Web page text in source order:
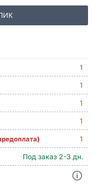
1
1
1
1
1
Под заказ 2-3 дн.